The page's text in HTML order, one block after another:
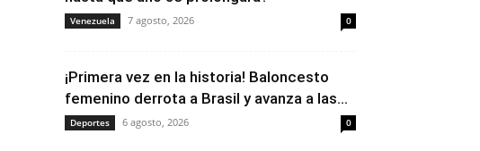
Venezuela 7 agosto, 2026 0
¡Primera vez en la historia! Baloncesto
femenino derrota a Brasil y avanza a las...
Deportes 6 agosto, 2026 0